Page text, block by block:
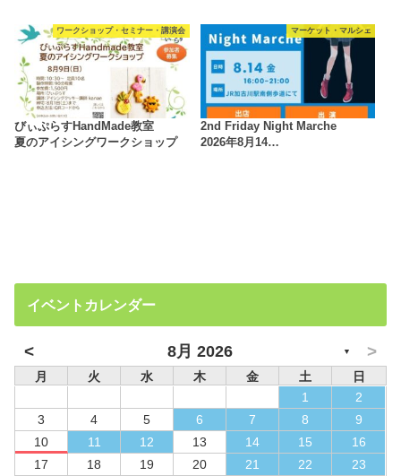
ワークショップ・セミナー・講演会
びぃぷらすHandMade教室
夏のアイシングワークショップ
マーケット・マルシェ
2nd Friday Night Marche
2026年8月14…
イベントカレンダー
< 8月 2026 ▼ >
月 火 水 木 金 土
日
1
2
3
4 5 6 7 8
9
10
11 12 13 14 15
16
17
18 19 20 21 22
23